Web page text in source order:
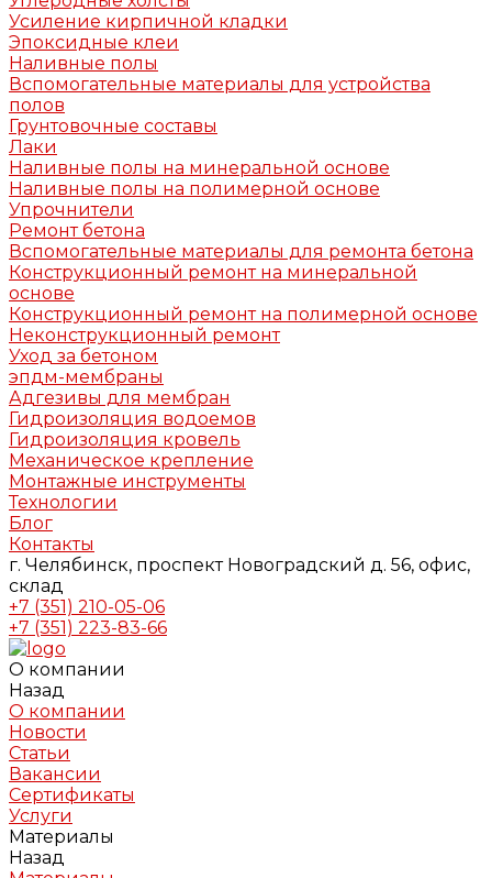
Усиление кирпичной кладки
Эпоксидные клеи
Наливные полы
Вспомогательные материалы для устройства
полов
Грунтовочные составы
Лаки
Наливные полы на минеральной основе
Наливные полы на полимерной основе
Упрочнители
Ремонт бетона
Вспомогательные материалы для ремонта бетона
Конструкционный ремонт на минеральной
основе
Конструкционный ремонт на полимерной основе
Неконструкционный ремонт
Уход за бетоном
эпдм-мембраны
Адгезивы для мембран
Гидроизоляция водоемов
Гидроизоляция кровель
Механическое крепление
Монтажные инструменты
Технологии
Блог
Контакты
г. Челябинск, проспект Новоградский д. 56, офис,
склад
+7 (351) 210-05-06
+7 (351) 223-83-66
О компании
Назад
О компании
Новости
Статьи
Вакансии
Сертификаты
Услуги
Материалы
Назад